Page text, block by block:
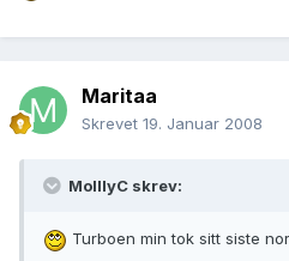
Maritaa
Skrevet 19. Januar 2008
MolllyC skrev:
Turboen min tok sitt siste